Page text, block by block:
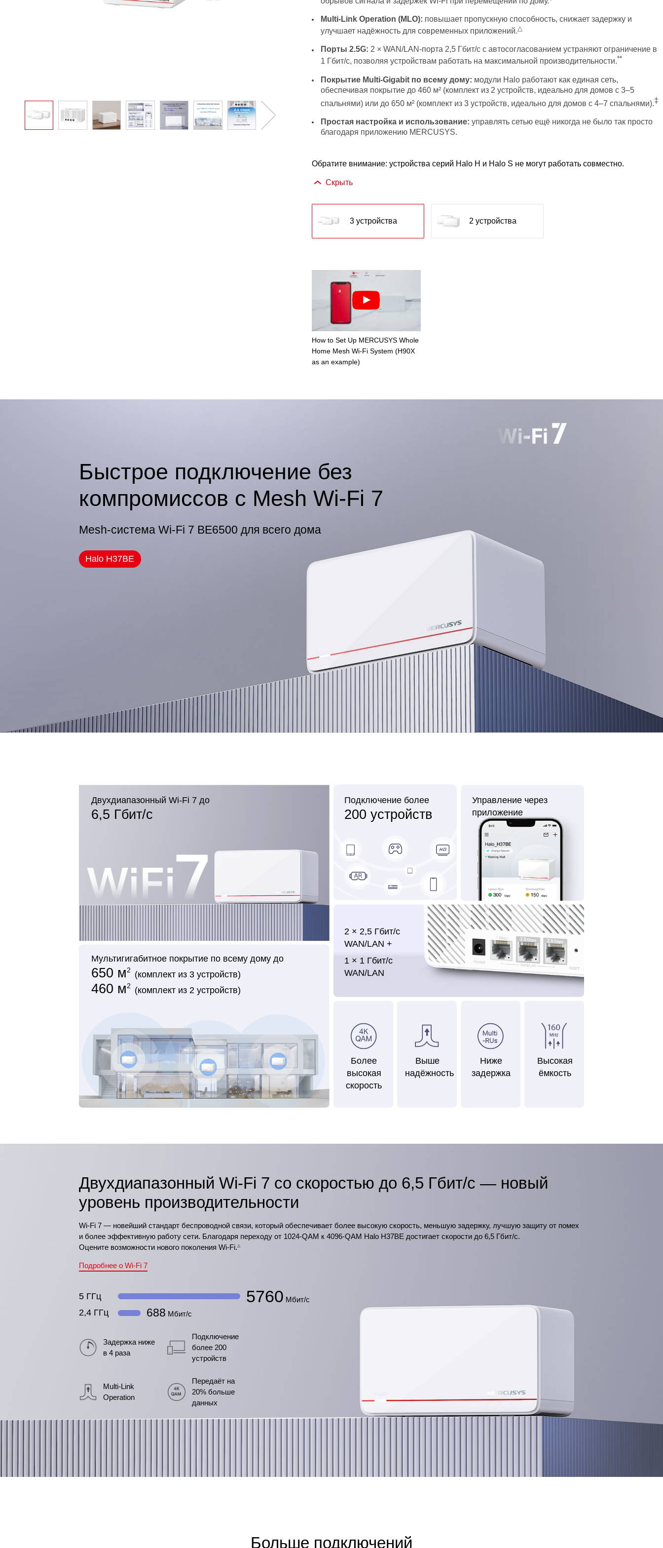
Multi-Link Operation (MLO): повышает пропускную способность, снижает задержку и
улучшает надёжность для современных приложений.△
Порты 2.5G: 2 × WAN/LAN-порта 2,5 Гбит/с с автосогласованием устраняют ограничение в
1 Гбит/с, позволяя устройствам работать на максимальной производительности.**
Покрытие Multi-Gigabit по всему дому: модули Halo работают как единая сеть,
обеспечивая покрытие до 460 м² (комплект из 2 устройств, идеально для домов с 3–5
спальнями) или до 650 м² (комплект из 3 устройств, идеально для домов с 4–7 спальнями).‡
Простая настройка и использование: управлять сетью ещё никогда не было так просто
благодаря приложению MERCUSYS.
Обратите внимание: устройства серий Halo H и Halo S не могут работать совместно.
Скрыть
3 устройства 2 устройства
How to Set Up MERCUSYS Whole
Home Mesh Wi-Fi System (H90X
as an example)
Быстрое подключение без
компромиссов с Mesh Wi-Fi 7
Mesh-система Wi-Fi 7 BE6500 для всего дома
Halo H37BE
Двухдиапазонный Wi-Fi 7 до
6,5 Гбит/с
Подключение более
200 устройств
Управление через
приложение
Мультигигабитное покрытие по всему дому до
650 м2 (комплект из 3 устройств)
460 м2 (комплект из 2 устройств)
2 × 2,5 Гбит/с
WAN/LAN +
1 × 1 Гбит/с
WAN/LAN
Более
высокая
скорость
Выше
надёжность
Ниже
задержка
Высокая
ёмкость
Двухдиапазонный Wi-Fi 7 со скоростью до 6,5 Гбит/с — новый
уровень производительности
Wi-Fi 7 — новейший стандарт беспроводной связи, который обеспечивает более высокую скорость, меньшую задержку, лучшую защиту от помех
и более эффективную работу сети. Благодаря переходу от 1024-QAM к 4096-QAM Halo H37BE достигает скорости до 6,5 Гбит/с.
Оцените возможности нового поколения Wi-Fi. △
Подробнее о Wi-Fi 7
Задержка ниже
в 4 раза
Подключение
более 200
устройств
Multi-Link
Operation
Передаёт на
20% больше
данных
5 ГГц 5760 Мбит/с
2,4 ГГц 688 Мбит/с
Больше подключений